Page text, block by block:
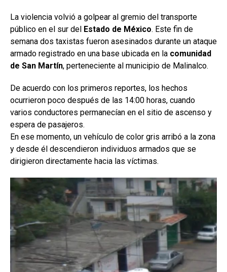
La violencia volvió a golpear al gremio del transporte
público en el sur del Estado de México. Este fin de
semana dos taxistas fueron asesinados durante un ataque
armado registrado en una base ubicada en la comunidad
de San Martín, perteneciente al municipio de Malinalco.
De acuerdo con los primeros reportes, los hechos
ocurrieron poco después de las 14:00 horas, cuando
varios conductores permanecían en el sitio de ascenso y
espera de pasajeros.
En ese momento, un vehículo de color gris arribó a la zona
y desde él descendieron individuos armados que se
dirigieron directamente hacia las víctimas.